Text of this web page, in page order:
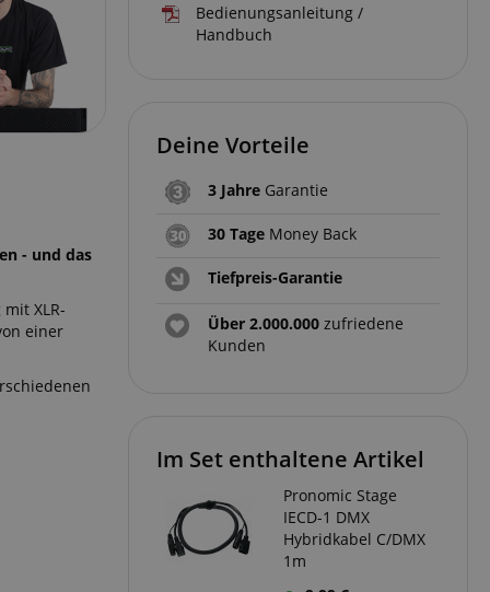
- und das
XLR-
einer
Bedienungsanleitung /
Handbuch
Deine Vorteile
3 Jahre Garantie
30 Tage Money Back
Tiefpreis-Garantie
Über 2.000.000 zufriedene
Kunden
Im Set enthaltene Artikel
Pronomic Stage
IECD-1 DMX
Hybridkabel C/DMX
1m